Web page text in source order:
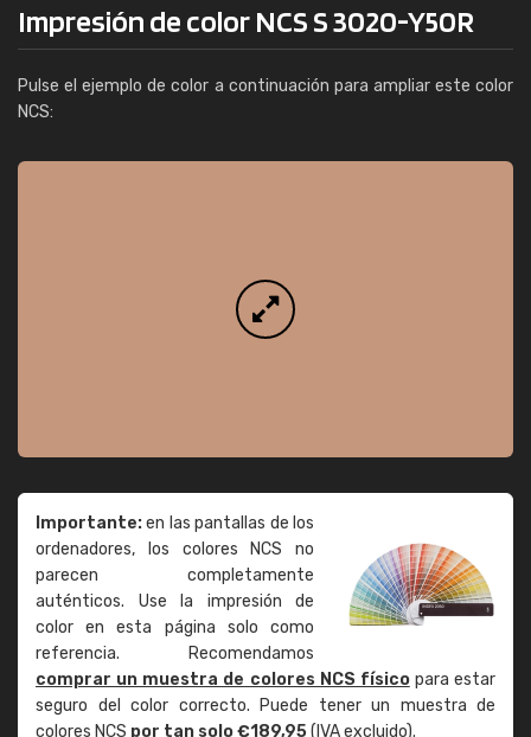
Impresión de color NCS S 3020-Y50R
Pulse el ejemplo de color a continuación para ampliar este color
NCS:
Importante:en las pantallas de los
ordenadores, los colores NCS no
parecen completamente
auténticos. Use la impresión de
color en esta página solo como
referencia. Recomendamos
comprar un muestra de colores NCS físicopara estar
seguro del color correcto. Puede tener un muestra de
colores NCS por tan solo €189,95(IVA excluido).